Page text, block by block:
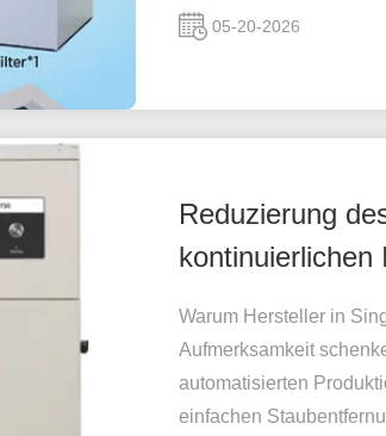
05-20-2026
Reduzierung
kontinuierlichen
Warum Hersteller in
Aufmerksamkeit
automatisierten
einfachen